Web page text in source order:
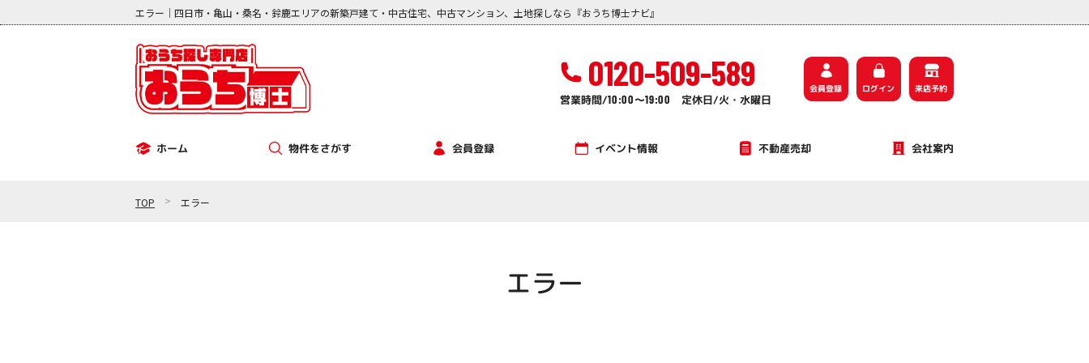
エラー｜四日市・亀山・桑名・鈴鹿エリアの新築戸建て・中古住宅、中古マンション、土地探しなら『おうち博士ナビ』
0120-509-589
営業時間/10:00～19:00 定休日/火・水曜日
会員登録 ログイン 来店予約
ホーム
物件をさがす
会員登録 イベント情報 不動産売却 会社案内
TOP > エラー
エラー